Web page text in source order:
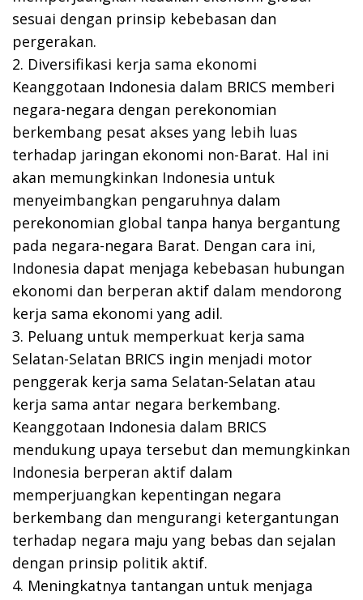
sesuai dengan prinsip kebebasan dan
pergerakan.
2. Diversifikasi kerja sama ekonomi
Keanggotaan Indonesia dalam BRICS memberi
negara-negara dengan perekonomian
berkembang pesat akses yang lebih luas
terhadap jaringan ekonomi non-Barat. Hal ini
akan memungkinkan Indonesia untuk
menyeimbangkan pengaruhnya dalam
perekonomian global tanpa hanya bergantung
pada negara-negara Barat. Dengan cara ini,
Indonesia dapat menjaga kebebasan hubungan
ekonomi dan berperan aktif dalam mendorong
kerja sama ekonomi yang adil.
3. Peluang untuk memperkuat kerja sama
Selatan-Selatan BRICS ingin menjadi motor
penggerak kerja sama Selatan-Selatan atau
kerja sama antar negara berkembang.
Keanggotaan Indonesia dalam BRICS
mendukung upaya tersebut dan memungkinkan
Indonesia berperan aktif dalam
memperjuangkan kepentingan negara
berkembang dan mengurangi ketergantungan
terhadap negara maju yang bebas dan sejalan
dengan prinsip politik aktif.
4. Meningkatnya tantangan untuk menjaga